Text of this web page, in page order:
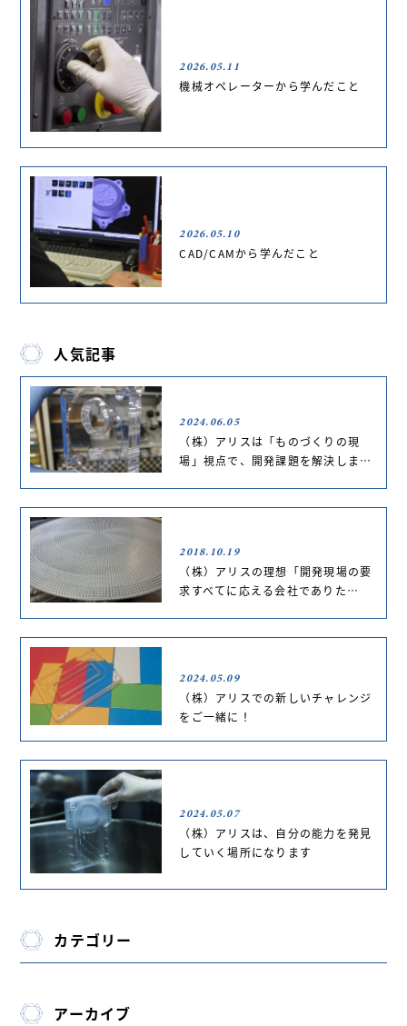
2026.05.11
機械オペレーターから学んだこと
2026.05.10
CAD/CAMから学んだこと
人気記事
2024.06.05
（株）アリスは「ものづくりの現
場」視点で、開発課題を解決しま…
2018.10.19
（株）アリスの理想「開発現場の要
求すべてに応える会社でありた…
2024.05.09
（株）アリスでの新しいチャレンジ
をご一緒に！
2024.05.07
（株）アリスは、自分の能力を発見
していく場所になります
カテゴリー
アーカイブ